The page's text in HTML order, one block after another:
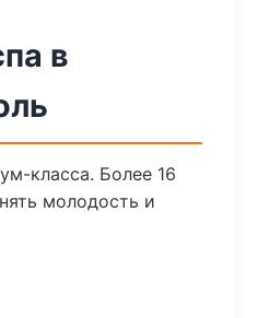
в
класса. Более 16
молодость и